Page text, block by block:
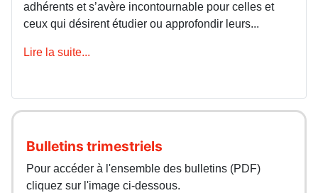
adhérents et s’avère incontournable pour celles et
ceux qui désirent étudier ou approfondir leurs...
Lire la suite...
Bulletins trimestriels
Pour accéder à l'ensemble des bulletins (PDF)
cliquez sur l'image ci-dessous.